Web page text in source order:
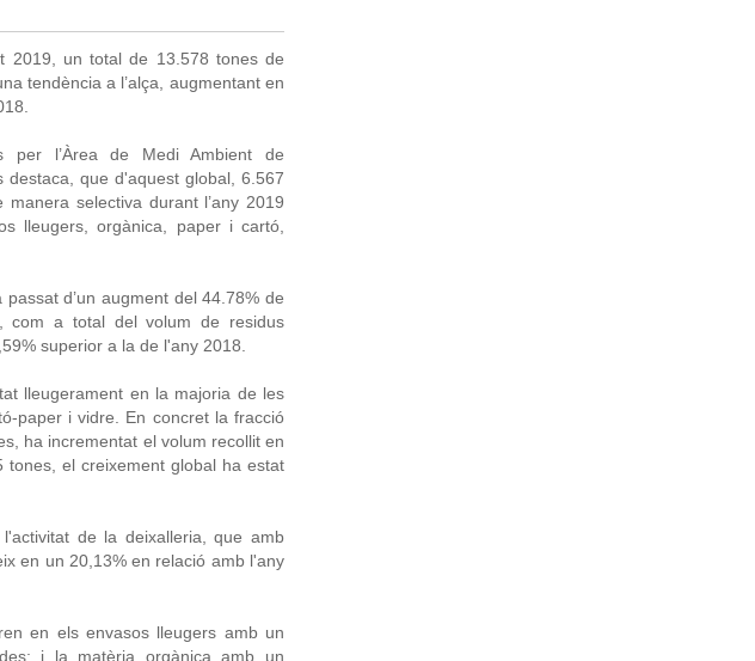
2019, un total de 13.578 tones de
tendència a l’alça, augmentant en
per l’Àrea de Medi Ambient de
destaca, que d'aquest global, 6.567
selectiva durant l’any 2019
lleugers, orgànica, paper i cartó,
d’un augment del 44.78% de
com a total del volum de residus
superior a la de l'any 2018.
lleugerament en la majoria de les
paper i vidre. En concret la fracció
ha incrementat el volum recollit en
el creixement global ha estat
de la deixalleria, que amb
en un 20,13% en relació amb l'any
en els envasos lleugers amb un
i la matèria orgànica amb un